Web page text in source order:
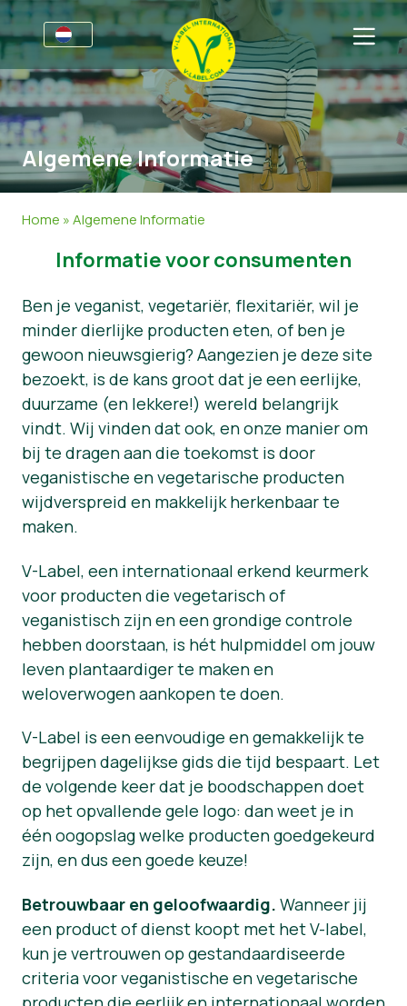
Voor bedrijven
Informatie voor producenten
V-Label Style Guide
Criteria van het V-Label
Resources
Vraag het V-Label aan
Sectoren
Algemene Informatie
FAQ
Vraag het V-Label aan
Onterecht gebruik melden
Klantengedeelte
Nieuws
Persmateriaal
Algemene Informatie
Home »Algemene Informatie
Informatie voor consumenten
Ben je veganist, vegetariër, flexitariër, wil je
minder dierlijke producten eten, of ben je
gewoon nieuwsgierig? Aangezien je deze site
bezoekt, is de kans groot dat je een eerlijke,
duurzame (en lekkere!) wereld belangrijk
vindt. Wij vinden dat ook, en onze manier om
bij te dragen aan die toekomst is door
veganistische en vegetarische producten
wijdverspreid en makkelijk herkenbaar te
maken.
V-Label, een internationaal erkend keurmerk
voor producten die vegetarisch of
veganistisch zijn en een grondige controle
hebben doorstaan, is hét hulpmiddel om jouw
leven plantaardiger te maken en
weloverwogen aankopen te doen.
V-Label is een eenvoudige en gemakkelijk te
begrijpen dagelijkse gids die tijd bespaart. Let
de volgende keer dat je boodschappen doet
op het opvallende gele logo: dan weet je in
één oogopslag welke producten goedgekeurd
zijn, en dus een goede keuze!
Betrouwbaar en geloofwaardig. Wanneer jij
een product of dienst koopt met het V-label,
kun je vertrouwen op gestandaardiseerde
criteria voor veganistische en vegetarische